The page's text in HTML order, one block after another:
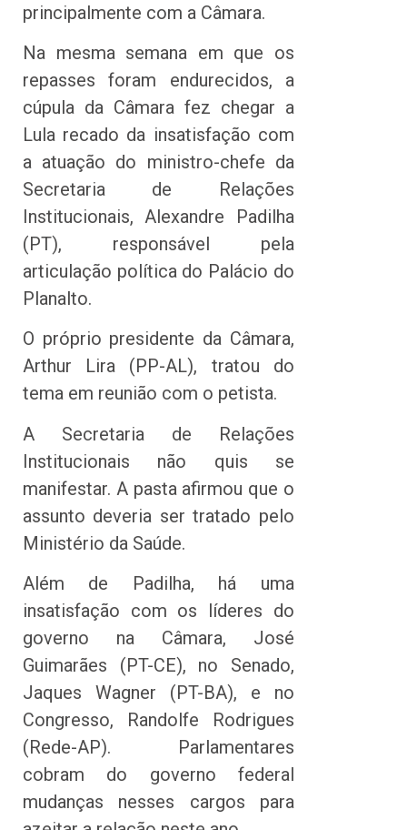
principalmente com a Câmara.
Na mesma semana em que os
repasses foram endurecidos, a
cúpula da Câmara fez chegar a
Lula recado da insatisfação com
a atuação do ministro-chefe da
Secretaria de Relações
Institucionais, Alexandre Padilha
(PT), responsável pela
articulação política do Palácio do
Planalto.
O próprio presidente da Câmara,
Arthur Lira (PP-AL), tratou do
tema em reunião com o petista.
A Secretaria de Relações
Institucionais não quis se
manifestar. A pasta afirmou que o
assunto deveria ser tratado pelo
Ministério da Saúde.
Além de Padilha, há uma
insatisfação com os líderes do
governo na Câmara, José
Guimarães (PT-CE), no Senado,
Jaques Wagner (PT-BA), e no
Congresso, Randolfe Rodrigues
(Rede-AP). Parlamentares
cobram do governo federal
mudanças nesses cargos para